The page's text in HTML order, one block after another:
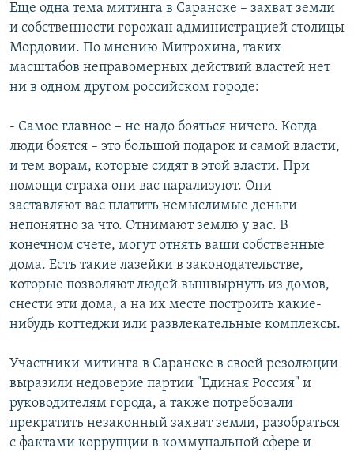
Еще одна тема митинга в Саранске – захват земли
и собственности горожан администрацией столицы
Мордовии. По мнению Митрохина, таких
масштабов неправомерных действий властей нет
ни в одном другом российском городе:
- Самое главное – не надо бояться ничего. Когда
люди боятся – это большой подарок и самой власти,
и тем ворам, которые сидят в этой власти. При
помощи страха они вас парализуют. Они
заставляют вас платить немыслимые деньги
непонятно за что. Отнимают землю у вас. В
конечном счете, могут отнять ваши собственные
дома. Есть такие лазейки в законодательстве,
которые позволяют людей вышвырнуть из домов,
снести эти дома, а на их месте построить какие-
нибудь коттеджи или развлекательные комплексы.
Участники митинга в Саранске в своей резолюции
выразили недоверие партии "Единая Россия" и
руководителям города, а также потребовали
прекратить незаконный захват земли, разобраться
с фактами коррупции в коммунальной сфере и